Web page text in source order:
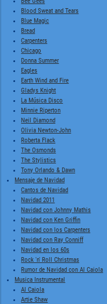
Blood Sweat and Tears
Blue Magic
Bread
Carpenters
Chicago
Donna Summer
Eagles
Earth Wind and Fire
Gladys Knight
La Música Disco
Minnie Riperton
Neil Diamond
Olivia Newton-John
Roberta Flack
The Osmonds
The Stylistics
Tony Orlando & Dawn
Mensaje de Navidad
Cantos de Navidad
Navidad 2011
Navidad con Johnny Mathis
Navidad con Ken Griffin
Navidad con los Carpenters
Navidad con Ray Conniff
Navidad en los 60s
Rock 'n' Roll Christmas
Rumor de Navidad con Al Caiola
Musica Instrumental
Al Caiola
Artie Shaw